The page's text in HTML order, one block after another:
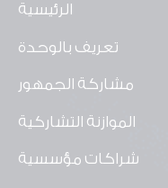
الرئيسية
تعريف بالوحدة
مشاركة الجمهور
الموازنة التشاركية
شراكات مؤسسية